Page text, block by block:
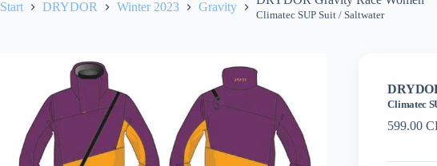
Start DRYDOR Winter 2023 Gravity
Climatec SUP Suit / Saltwater
Climatec
599.00